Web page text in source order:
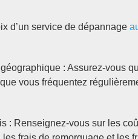
d’un service de dépannage
: Assurez-vous
vous fréquentez
: Renseignez-vous sur les